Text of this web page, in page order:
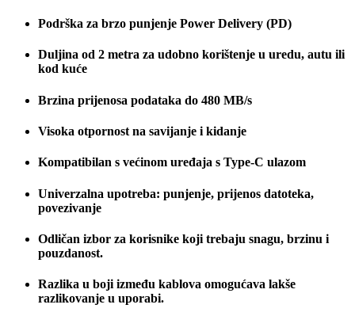
Podrška za brzo punjenje Power Delivery (PD)
Duljina od 2 metra za udobno korištenje u uredu, autu ili
kod kuće
Brzina prijenosa podataka do 480 MB/s
Visoka otpornost na savijanje i kidanje
Kompatibilan s većinom uređaja s Type-C ulazom
Univerzalna upotreba: punjenje, prijenos datoteka,
povezivanje
Odličan izbor za korisnike koji trebaju snagu, brzinu i
pouzdanost.
Razlika u boji između kablova omogućava lakše
razlikovanje u uporabi.